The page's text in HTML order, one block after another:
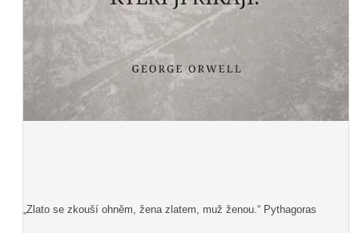
„Zlato se zkouší ohněm, žena zlatem, muž ženou.“ Pythagoras